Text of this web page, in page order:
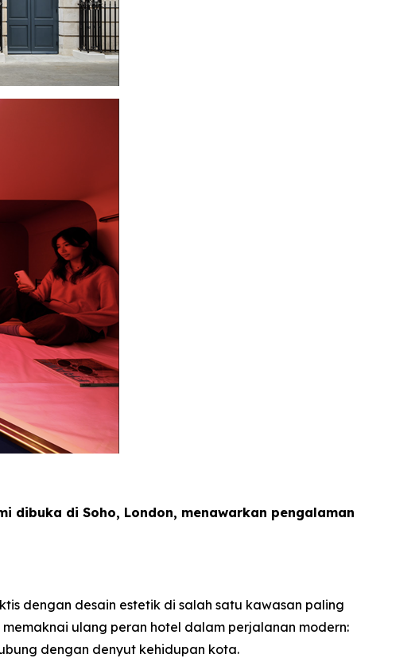
dibuka di Soho, London, menawarkan pengalaman
dengan desain estetik di salah satu kawasan paling
ulang peran hotel dalam perjalanan modern:
dengan denyut kehidupan kota.